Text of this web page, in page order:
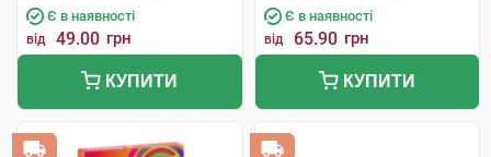
Є в наявності
від 49.00 грн
КУПИТИ
Є в наявності
від 65.90 грн
КУПИТИ